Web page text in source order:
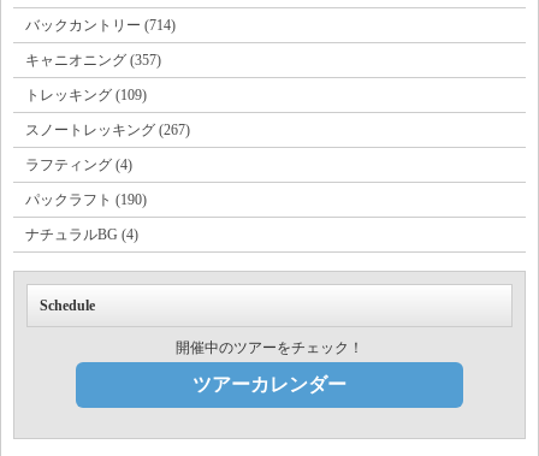
バックカントリー (714)
キャニオニング (357)
トレッキング (109)
スノートレッキング (267)
ラフティング (4)
パックラフト (190)
ナチュラルBG (4)
Schedule
開催中のツアーをチェック！
ツアーカレンダー